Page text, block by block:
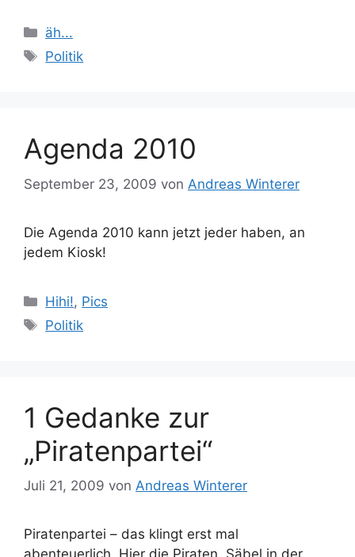
Kategorien
äh...
Schlagwörter
Politik
Agenda 2010
September 23, 2009 von Andreas Winterer
Die Agenda 2010 kann jetzt jeder haben, an
jedem Kiosk!
Kategorien
Hihi!, Pics
Schlagwörter
Politik
1 Gedanke zur
„Piratenpartei“
Juli 21, 2009 von Andreas Winterer
Piratenpartei – das klingt erst mal